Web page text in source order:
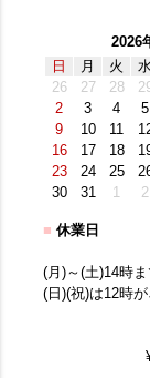
2026
日
月 火
26
27 28
2
3 4 5
9
10 11
16
17 18
23
24 25
30
31 1 2
■ 休業日
(月)～(土)14時
(日)(祝)は12時